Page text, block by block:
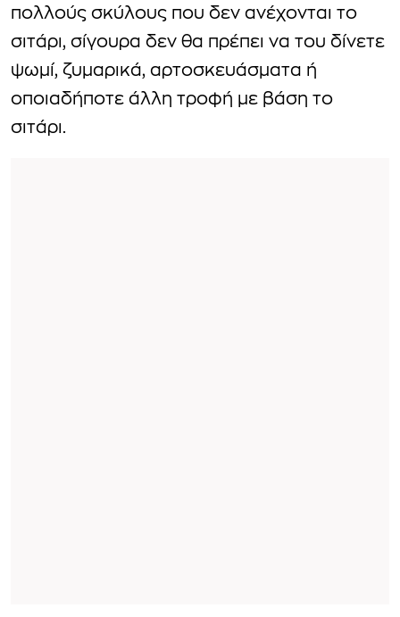
πολλούς σκύλους που δεν ανέχονται το
σιτάρι, σίγουρα δεν θα πρέπει να του δίνετε
ψωμί, ζυμαρικά, αρτοσκευάσματα ή
οποιαδήποτε άλλη τροφή με βάση το
σιτάρι.